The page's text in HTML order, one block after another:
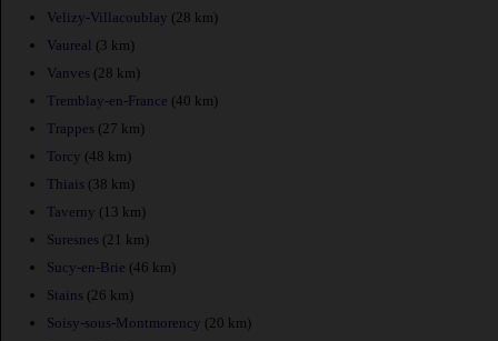
Velizy-Villacoublay (28 km)
Vaureal (3 km)
Vanves (28 km)
Tremblay-en-France (40 km)
Trappes (27 km)
Torcy (48 km)
Thiais (38 km)
Taverny (13 km)
Suresnes (21 km)
Sucy-en-Brie (46 km)
Stains (26 km)
Soisy-sous-Montmorency (20 km)